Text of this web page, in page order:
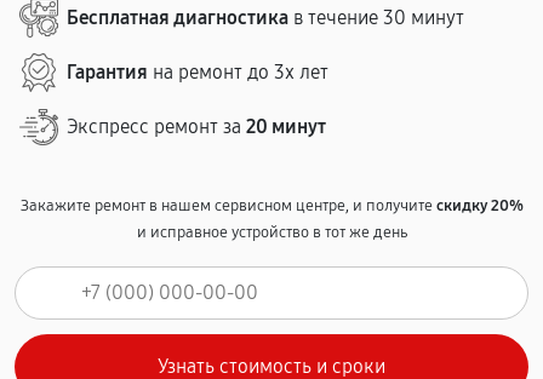
Бесплатная диагностика в течение 30 минут
Гарантия на ремонт до 3х лет
Экспресс ремонт за 20 минут
Закажите ремонт в нашем сервисном центре, и получитескидку 20%
и исправное устройство в тот же день